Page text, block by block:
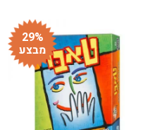
29%
מבצע